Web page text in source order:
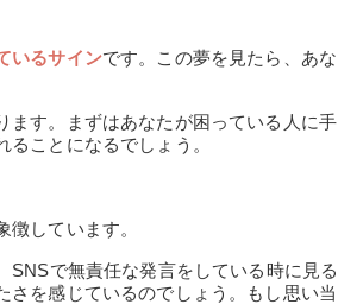
いるサインです。この夢を見たら、あな
ます。まずはあなたが困っている人に手
ことになるでしょう。
徴しています。
SNSで無責任な発言をしている時に見る
さを感じているのでしょう。もし思い当